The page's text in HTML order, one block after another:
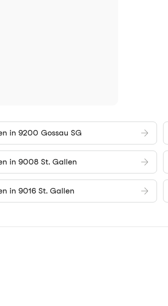
in 9200 Gossau SG
in 9008 St. Gallen
in 9016 St. Gallen